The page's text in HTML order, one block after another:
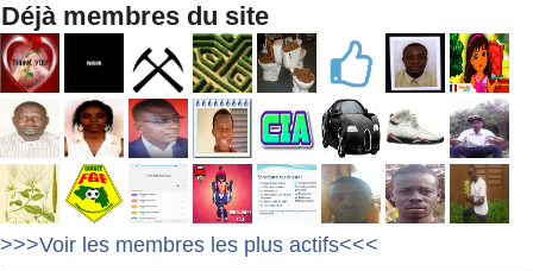
Déjà membres du site
>>>Voir les membres les plus actifs<<<